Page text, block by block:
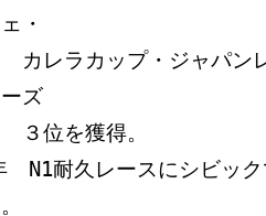
・
ップ・ジャパンレー
ズ
獲得。
N1耐久レースにシビッ